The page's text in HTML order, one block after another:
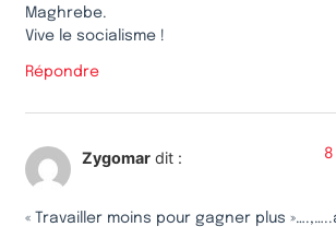
Maghrebe.
Vive le socialisme !
Répondre
Zygomar dit : 8
« Travailler moins pour gagner plus